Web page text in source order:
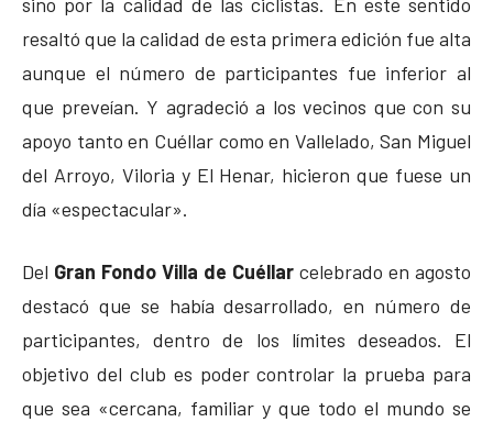
resaltó que la calidad de esta primera edición fue alta
aunque el número de participantes fue inferior al
que preveían. Y agradeció a los vecinos que con su
apoyo tanto en Cuéllar como en Vallelado, San Miguel
del Arroyo, Viloria y El Henar, hicieron que fuese un
día «espectacular».
Del Gran Fondo Villa de Cuéllar celebrado en agosto
destacó que se había desarrollado, en número de
participantes, dentro de los límites deseados. El
objetivo del club es poder controlar la prueba para
que sea «cercana, familiar y que todo el mundo se